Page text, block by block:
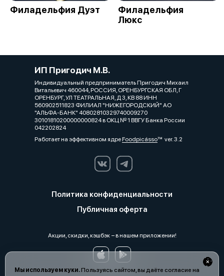
Мы используем куки.Пользуясь сайтом, вы даёте согласие на
Филадельфия Дуэт
Филадельфия
Люкс
ИП Пригодич М.В.
Индивидуальный предприниматель Пригодич Михаил
Витальевич 460044, РОССИЯ, ОРЕНБУРГСКАЯ ОБЛ, Г
ОРЕНБУРГ, УЛ ТЕАТРАЛЬНАЯ, Д 3, КВ 88 ИНН
560902511823 ФИЛИАЛ "НИЖЕГОРОДСКИЙ" АО
"АЛЬФА-БАНК" 40802810329740009270
30101810200000000824 в ОКЦ № 1 ВВГУ Банка России
042202824
Работает на эффективном ядреFoodpicássover. 3.2
Политика конфиденциальности
Публичная оферта
Акции, скидки, кэшбэк − в нашем приложении!